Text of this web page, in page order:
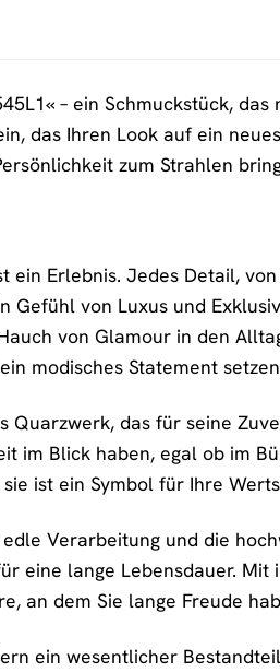
– ein Schmuckstück,
das Ihren Look auf ein
zum Strahlen
ein Erlebnis. Jedes Detail,
von Luxus und
von Glamour in den
modisches Statement
Quarzwerk, das für seine
im Blick haben, egal ob im
ist ein Symbol für Ihre
Verarbeitung und die
eine lange Lebensdauer.
an dem Sie lange Freude
ein wesentlicher